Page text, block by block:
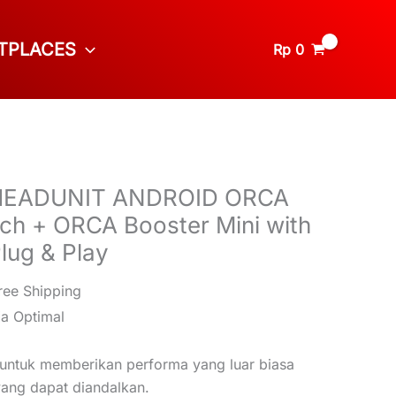
Rp 0
ANDROID ORCA
+ ORCA Booster Mini with
& Play
Shipping
Optimal
memberikan performa yang luar biasa
dapat diandalkan.